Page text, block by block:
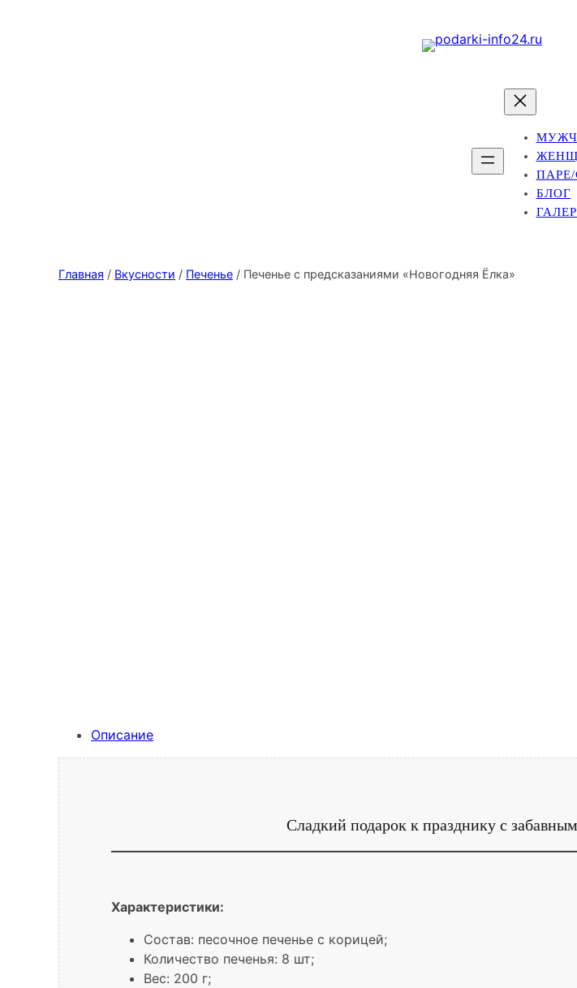
БЛОГ
Главная / Вкусности / Печенье / Печенье с предсказаниями «Новогодняя Ёлка»
Описание
Сладкий подарок к празднику с
Характеристики:
Состав: песочное печенье с корицей;
Количество печенья: 8 шт;
Вес: 200 г;